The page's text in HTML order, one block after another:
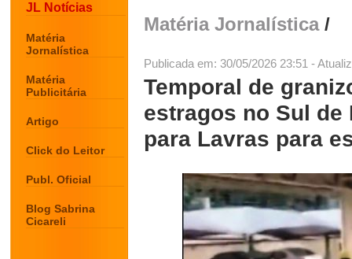
JL Notícias
Matéria
Jornalística
Matéria
Publicitária
Artigo
Click do Leitor
Publ. Oficial
Blog Sabrina
Cicareli
Matéria Jornalística/
Publicada em: 30/05/2026 23:51 -
Temporal de
estragos no Sul
para Lavras para